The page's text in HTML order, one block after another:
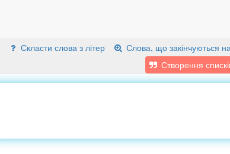
Скласти слова з літер Слова, що закінчуються
Створення